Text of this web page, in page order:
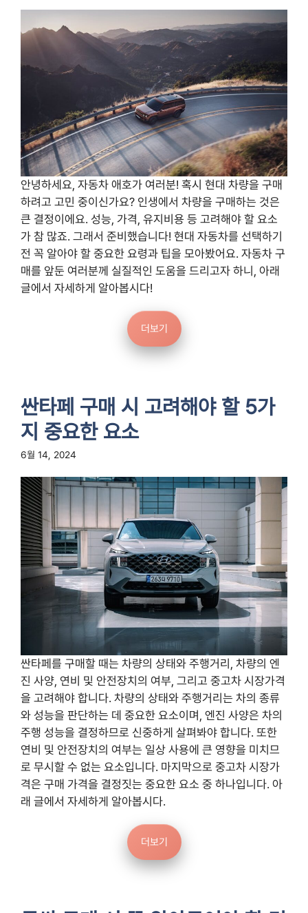
안녕하세요, 자동차 애호가 여러분! 혹시 현대 차량을 구매
하려고 고민 중이신가요? 인생에서 차량을 구매하는 것은
큰 결정이에요. 성능, 가격, 유지비용 등 고려해야 할 요소
가 참 많죠. 그래서 준비했습니다! 현대 자동차를 선택하기
전 꼭 알아야 할 중요한 요령과 팁을 모아봤어요. 자동차 구
매를 앞둔 여러분께 실질적인 도움을 드리고자 하니, 아래
글에서 자세하게 알아봅시다!
더보기
싼타페 구매 시 고려해야 할 5가
지 중요한 요소
6월 14, 2024
싼타페를 구매할 때는 차량의 상태와 주행거리, 차량의 엔
진 사양, 연비 및 안전장치의 여부, 그리고 중고차 시장가격
을 고려해야 합니다. 차량의 상태와 주행거리는 차의 종류
와 성능을 판단하는 데 중요한 요소이며, 엔진 사양은 차의
주행 성능을 결정하므로 신중하게 살펴봐야 합니다. 또한
연비 및 안전장치의 여부는 일상 사용에 큰 영향을 미치므
로 무시할 수 없는 요소입니다. 마지막으로 중고차 시장가
격은 구매 가격을 결정짓는 중요한 요소 중 하나입니다. 아
래 글에서 자세하게 알아봅시다.
더보기